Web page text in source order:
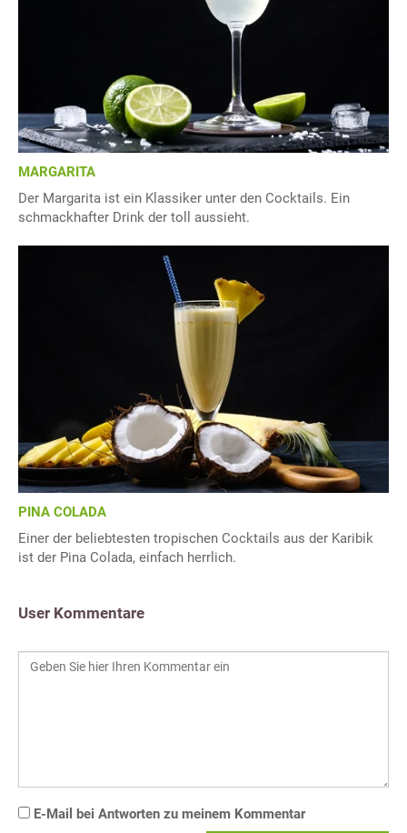
MARGARITA
Der Margarita ist ein Klassiker unter den Cocktails. Ein
schmackhafter Drink der toll aussieht.
PINA COLADA
Einer der beliebtesten tropischen Cocktails aus der Karibik
ist der Pina Colada, einfach herrlich.
User Kommentare
E-Mail bei Antworten zu meinem Kommentar